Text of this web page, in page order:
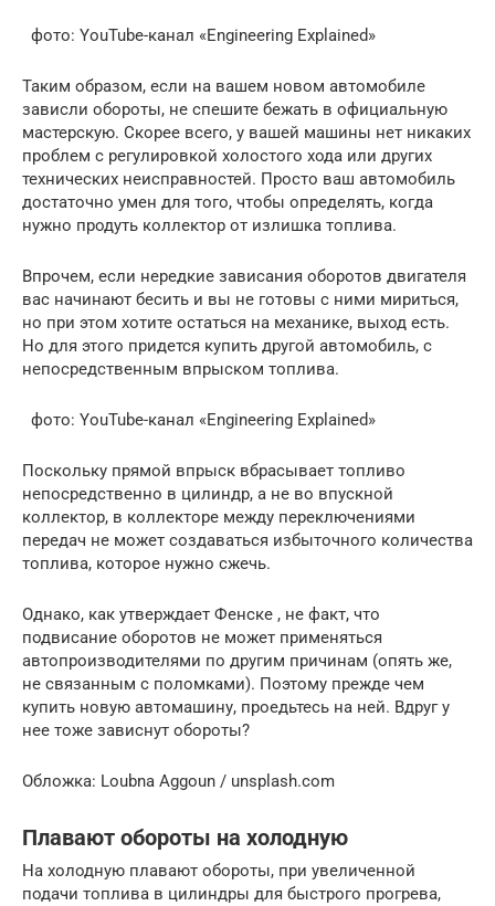
фото: YouTube-канал «Engineering Explained»
Таким образом, если на вашем новом автомобиле
зависли обороты, не спешите бежать в официальную
мастерскую. Скорее всего, у вашей машины нет никаких
проблем с регулировкой холостого хода или других
технических неисправностей. Просто ваш автомобиль
достаточно умен для того, чтобы определять, когда
нужно продуть коллектор от излишка топлива.
Впрочем, если нередкие зависания оборотов двигателя
вас начинают бесить и вы не готовы с ними мириться,
но при этом хотите остаться на механике, выход есть.
Но для этого придется купить другой автомобиль, с
непосредственным впрыском топлива.
фото: YouTube-канал «Engineering Explained»
Поскольку прямой впрыск вбрасывает топливо
непосредственно в цилиндр, а не во впускной
коллектор, в коллекторе между переключениями
передач не может создаваться избыточного количества
топлива, которое нужно сжечь.
Однако, как утверждает Фенске , не факт, что
подвисание оборотов не может применяться
автопроизводителями по другим причинам (опять же,
не связанным с поломками). Поэтому прежде чем
купить новую автомашину, проедьтесь на ней. Вдруг у
нее тоже зависнут обороты?
Обложка: Loubna Aggoun / unsplash.com
Плавают обороты на холодную
На холодную плавают обороты, при увеличенной
подачи топлива в цилиндры для быстрого прогрева,